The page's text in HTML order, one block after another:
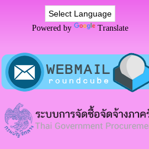
Powered by Translate